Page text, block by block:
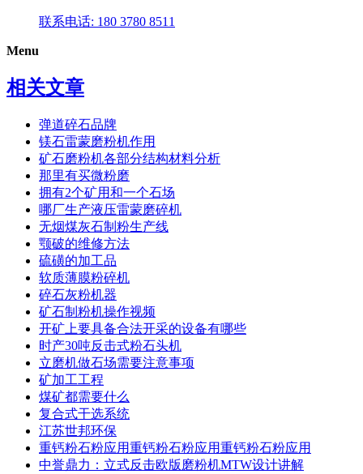
联系电话: 180 3780 8511
Menu
相关文章
弹道碎石品牌
镁石雷蒙磨粉机作用
矿石磨粉机各部分结构材料分析
那里有买微粉磨
拥有2个矿用和一个石场
哪厂生产液压雷蒙磨碎机
无烟煤灰石制粉生产线
颚破的维修方法
硫磺的加工品
软质薄膜粉碎机
碎石灰粉机器
矿石制粉机操作视频
开矿上要具备合法开采的设备有哪些
时产30吨反击式粉石头机
立磨机做石场需要注意事项
矿加工工程
煤矿都需要什么
复合式干选系统
江苏世邦环保
重钙粉石粉应用重钙粉石粉应用重钙粉石粉应用
中誉鼎力：立式反击欧版磨粉机MTW设计讲解